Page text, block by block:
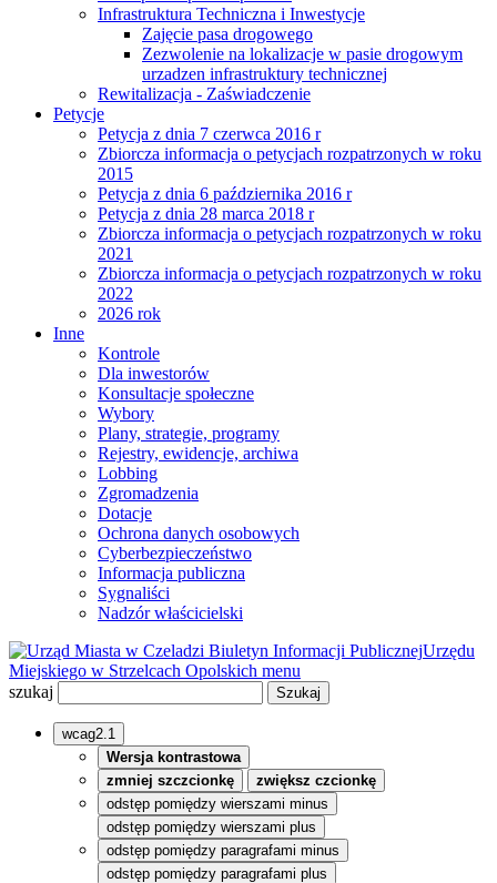
Infrastruktura Techniczna i Inwestycje
Zajęcie pasa drogowego
Zezwolenie na lokalizacje w pasie drogowym
urzadzen infrastruktury technicznej
Rewitalizacja - Zaświadczenie
Petycje
Petycja z dnia 7 czerwca 2016 r
Zbiorcza informacja o petycjach rozpatrzonych w roku
2015
Petycja z dnia 6 października 2016 r
Petycja z dnia 28 marca 2018 r
Zbiorcza informacja o petycjach rozpatrzonych w roku
2021
Zbiorcza informacja o petycjach rozpatrzonych w roku
2022
2026 rok
Inne
Kontrole
Dla inwestorów
Konsultacje społeczne
Wybory
Plany, strategie, programy
Rejestry, ewidencje, archiwa
Lobbing
Zgromadzenia
Dotacje
Ochrona danych osobowych
Cyberbezpieczeństwo
Informacja publiczna
Sygnaliści
Nadzór właścicielski
Biuletyn Informacji PublicznejUrzędu
Miejskiego w Strzelcach Opolskich menu
szukaj
wcag2.1
Wersja kontrastowa
zmniej szczcionkę
zwiększ czcionkę
odstęp pomiędzy wierszami minus
odstęp pomiędzy wierszami plus
odstęp pomiędzy paragrafami minus
odstęp pomiędzy paragrafami plus